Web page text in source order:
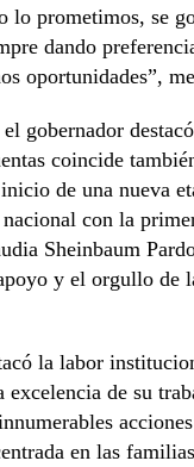
lo prometimos, se
dando
oportunidades”,
gobernador
coincide
de una nueva
con la
Sheinbaum
y el orgullo de
la labor
excelencia de su
en las